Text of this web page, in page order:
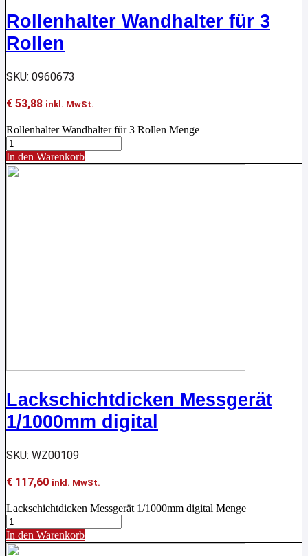
Rollenhalter Wandhalter für 3
Rollen
SKU: 0960673
€ 53,88 inkl. MwSt.
Rollenhalter Wandhalter für 3 Rollen Menge
In den Warenkorb
Lackschichtdicken Messgerät
1/1000mm digital
SKU: WZ00109
€ 117,60 inkl. MwSt.
Lackschichtdicken Messgerät 1/1000mm digital Menge
In den Warenkorb